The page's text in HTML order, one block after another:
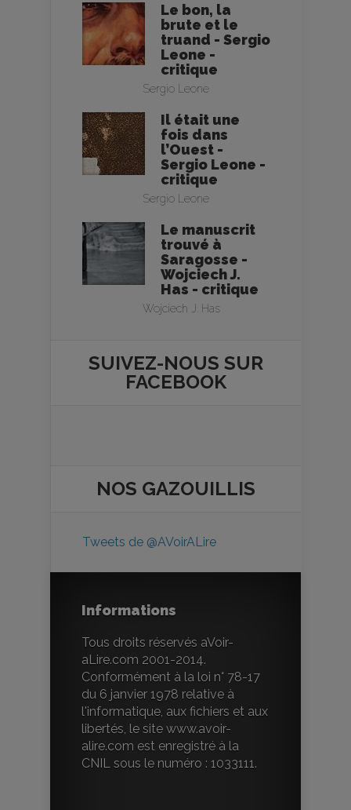
Le bon, la
brute et le
truand - Sergio
Leone -
critique
Sergio Leone
Il était une
fois dans
l’Ouest -
Sergio Leone -
critique
Sergio Leone
Le manuscrit
trouvé à
Saragosse -
Wojciech J.
Has - critique
Wojciech J. Has
SUIVEZ-NOUS SUR
FACEBOOK
NOS GAZOUILLIS
Tweets de @AVoirALire
Informations
Tous droits réservés aVoir-
aLire.com 2001-2014.
Conformément à la loi n° 78-17
du 6 janvier 1978 relative à
l'informatique, aux fichiers et aux
libertés, le site www.avoir-
alire.com est enregistré à la
CNIL sous le numéro : 1033111.